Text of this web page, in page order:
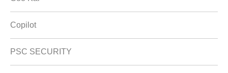
Copilot
PSC SECURITY